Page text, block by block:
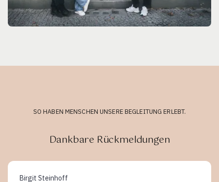
SO HABEN MENSCHEN UNSERE BEGLEITUNG ERLEBT.
Dankbare Rückmeldungen
Birgit Steinhoff